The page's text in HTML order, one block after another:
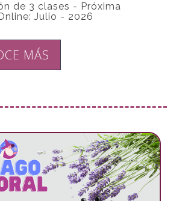
de 3 clases - Próxima
Julio - 2026
MÁS